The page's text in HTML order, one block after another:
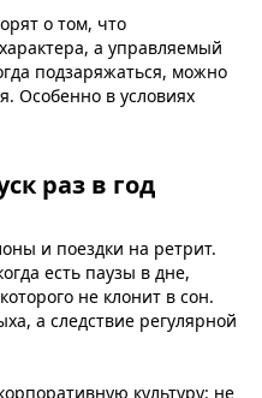
о том, что
а управляемый
подзаряжаться, можно
Особенно в условиях
раз в год
и поездки на ретрит.
есть паузы в дне,
не клонит в сон.
а следствие регулярной
культуру: не